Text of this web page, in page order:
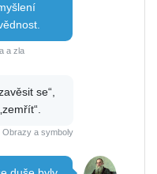
a zla
se“,
Obrazy a symboly